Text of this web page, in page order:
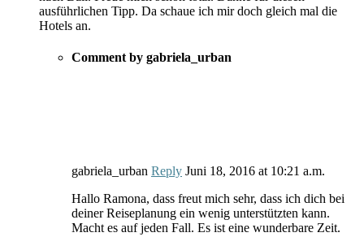
ausführlichen Tipp. Da schaue ich mir doch gleich mal die
Hotels an.
Comment by gabriela_urban
gabriela_urban Reply Juni 18, 2016 at 10:21 a.m.
Hallo Ramona, dass freut mich sehr, dass ich dich bei
deiner Reiseplanung ein wenig unterstützten kann.
Macht es auf jeden Fall. Es ist eine wunderbare Zeit.